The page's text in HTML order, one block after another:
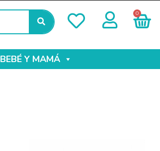
0
BEBÉ Y MAMÁ